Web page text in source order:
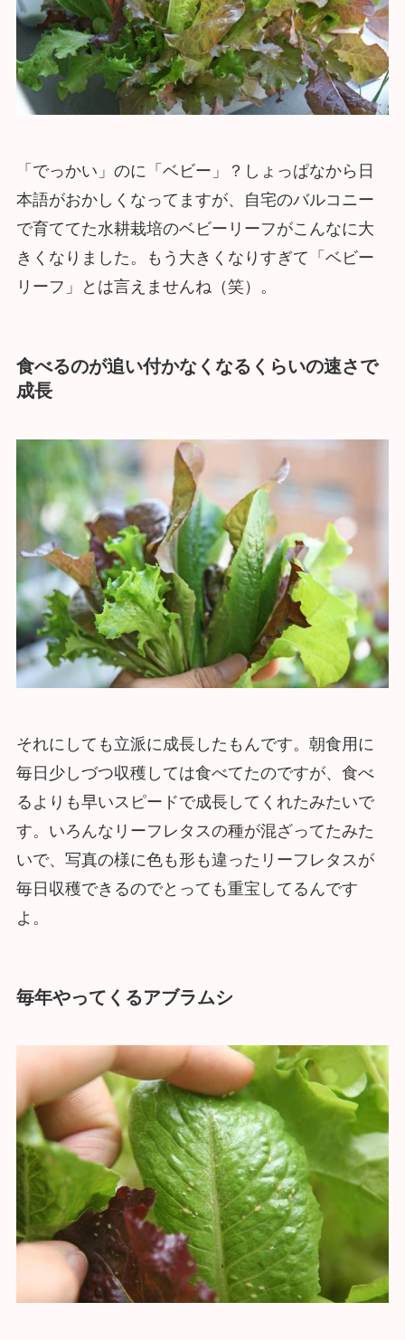
「でっかい」のに「ベビー」？しょっぱなから日
本語がおかしくなってますが、自宅のバルコニー
で育ててた水耕栽培のベビーリーフがこんなに大
きくなりました。もう大きくなりすぎて「ベビー
リーフ」とは言えませんね（笑）。
食べるのが追い付かなくなるくらいの速さで
成長
それにしても立派に成長したもんです。朝食用に
毎日少しづつ収穫しては食べてたのですが、食べ
るよりも早いスピードで成長してくれたみたいで
す。いろんなリーフレタスの種が混ざってたみた
いで、写真の様に色も形も違ったリーフレタスが
毎日収穫できるのでとっても重宝してるんです
よ。
毎年やってくるアブラムシ